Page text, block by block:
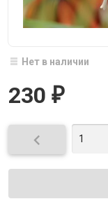
Нет в наличии
230 ₽
